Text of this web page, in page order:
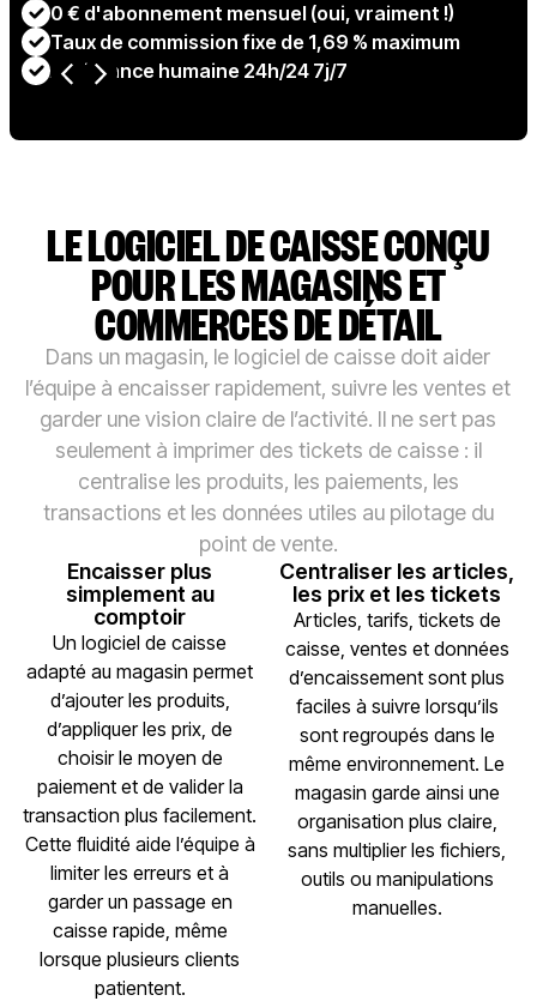
0 € d'abonnement mensuel (oui, vraiment !)
Taux de commission fixe de 1,69 % maximum
Assistance humaine 24h/24 7j/7
LE LOGICIEL DE CAISSE CONÇU
POUR LES MAGASINS ET
COMMERCES DE DÉTAIL
Dans un magasin, le logiciel de caisse doit aider
l’équipe à encaisser rapidement, suivre les ventes et
garder une vision claire de l’activité. Il ne sert pas
seulement à imprimer des tickets de caisse : il
centralise les produits, les paiements, les
transactions et les données utiles au pilotage du
point de vente.
Encaisser plus
simplement au
comptoir
Un logiciel de caisse
adapté au magasin permet
d’ajouter les produits,
d’appliquer les prix, de
choisir le moyen de
paiement et de valider la
transaction plus facilement.
Cette fluidité aide l’équipe à
limiter les erreurs et à
garder un passage en
caisse rapide, même
lorsque plusieurs clients
patientent.
Centraliser les articles,
les prix et les tickets
Articles, tarifs, tickets de
caisse, ventes et données
d’encaissement sont plus
faciles à suivre lorsqu’ils
sont regroupés dans le
même environnement. Le
magasin garde ainsi une
organisation plus claire,
sans multiplier les fichiers,
outils ou manipulations
manuelles.